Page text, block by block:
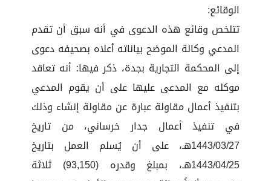
الوقائع:
تتلخص وقائع هذه الدعوى في أنه سبق أن تقدم
المدعي وكالة الموضح بياناته أعلاه بصحيفه دعوى
إلى المحكمة التجارية بجدة، ذكر فيها: أنه تعاقد
موكله مع المدعى عليها على أن يقوم المدعي
بتنفيذ أعمال مقاولة عبارة عن مقاولة إنشاء وذلك
في تنفيذ أعمال جدار خرساني، من تاريخ
1443/03/27هـ، على أن يُسلم العمل بتاريخ
1443/04/25هـ، بمبلغ وقدره (93,150) ثلاثة